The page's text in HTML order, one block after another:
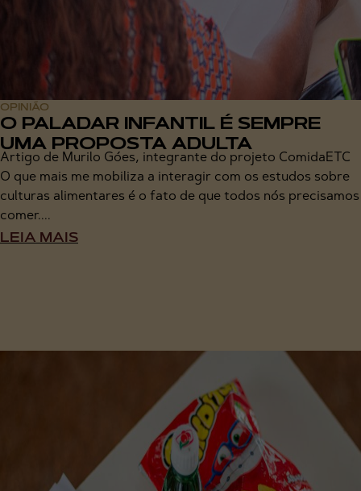
OPINIÃO
O PALADAR INFANTIL É SEMPRE
UMA PROPOSTA ADULTA
Artigo de Murilo Góes, integrante do projeto ComidaETC
O que mais me mobiliza a interagir com os estudos sobre
culturas alimentares é o fato de que todos nós precisamos
comer....
LEIA MAIS